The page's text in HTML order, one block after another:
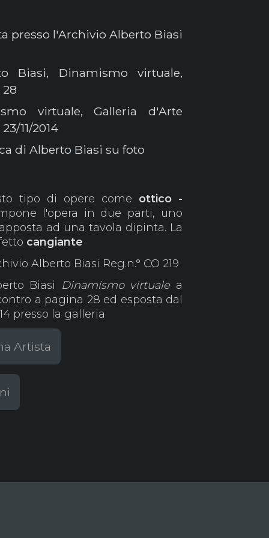
presso l'Archivio Alberto Biasi
Biasi, Dinamismo virtuale,
virtuale, Galleria d'Arte
11/2014
di Alberto Biasi su foto
tipo di opere come ottico -
l'opera in due parti, uno
ad una tavola dipinta. La
cangiante
Alberto Biasi Reg.n.° CO 219
Biasi
Dinamismo virtualea
a pagina 28 ed esposta dal
presso la galleria
Artista